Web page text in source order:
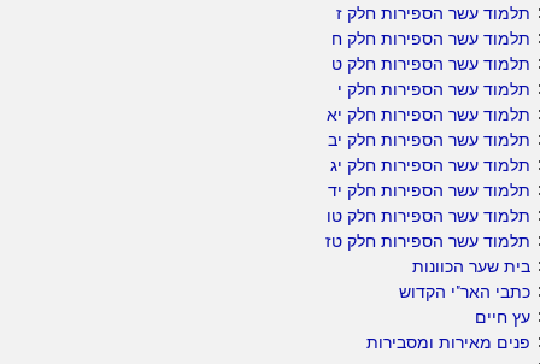
תלמוד עשר הספירות חלק ז
תלמוד עשר הספירות חלק ח
תלמוד עשר הספירות חלק ט
תלמוד עשר הספירות חלק י
תלמוד עשר הספירות חלק יא
תלמוד עשר הספירות חלק יב
תלמוד עשר הספירות חלק יג
תלמוד עשר הספירות חלק יד
תלמוד עשר הספירות חלק טו
תלמוד עשר הספירות חלק טז
בית שער הכוונות
כתבי האר"י הקדוש
עץ חיים
פנים מאירות ומסבירות